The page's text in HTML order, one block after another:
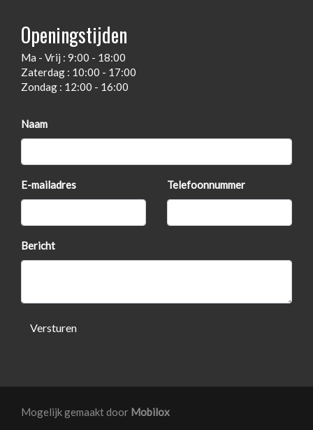
Zij airbag(s) voor
Exterieur
Buitenspiegels elektrisch inklapbaar
Centrale vergrendeling met afstandsbediening
Chroom delen exterieur
Extra getint glas achter
Led achterlichten
Mistlampen voor
Interieur
Achterbank in delen neerklapbaar
Openingstijden
Ma - Vrij : 9:00 - 18:00
Zaterdag : 10:00 - 17:00
Zondag : 12:00 - 16:00
Naam
E-mailadres Telefoonnummer
Bericht
Versturen
Mogelijk gemaakt door Mobilox